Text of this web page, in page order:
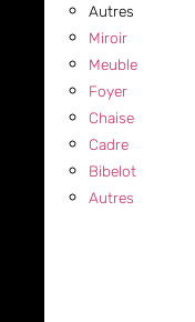
Autres
Miroir
Meuble
Foyer
Chaise
Cadre
Bibelot
Autres